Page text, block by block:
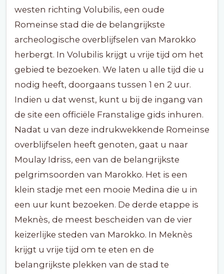
westen richting Volubilis, een oude
Romeinse stad die de belangrijkste
archeologische overblijfselen van Marokko
herbergt. In Volubilis krijgt u vrije tijd om het
gebied te bezoeken. We laten u alle tijd die u
nodig heeft, doorgaans tussen 1 en 2 uur.
Indien u dat wenst, kunt u bij de ingang van
de site een officiële Franstalige gids inhuren.
Nadat u van deze indrukwekkende Romeinse
overblijfselen heeft genoten, gaat u naar
Moulay Idriss, een van de belangrijkste
pelgrimsoorden van Marokko. Het is een
klein stadje met een mooie Medina die u in
een uur kunt bezoeken. De derde etappe is
Meknès, de meest bescheiden van de vier
keizerlijke steden van Marokko. In Meknès
krijgt u vrije tijd om te eten en de
belangrijkste plekken van de stad te